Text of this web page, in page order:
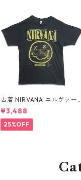
古着 NIRVANA ニルヴァーナ
バンドTシャツ プリントTシ
ャツ スマイル ブラック 表
記：M gd410396n w608
06
¥3,488
25%OFF